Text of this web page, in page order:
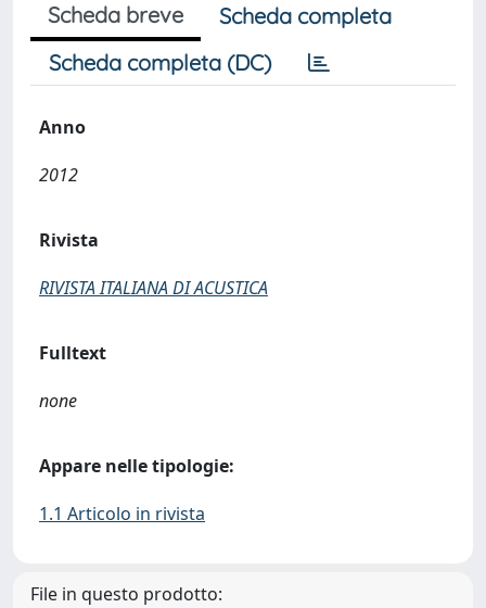
Scheda breve
Scheda completa
Scheda completa (DC)
Anno
2012
Rivista
RIVISTA ITALIANA DI ACUSTICA
Fulltext
none
Appare nelle tipologie:
1.1 Articolo in rivista
File in questo prodotto: